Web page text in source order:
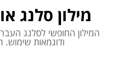
מילון סלנג
ודוגמאות